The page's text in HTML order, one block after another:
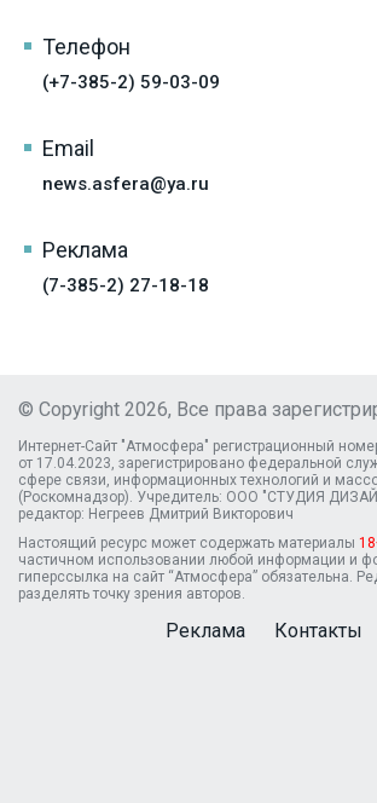
Телефон
(+7-385-2) 59-03-09
Email
news.asfera@ya.ru
Реклама
(7-385-2) 27-18-18
© Copyright 2026, Все права
Интернет-Сайт "Атмосфера" регистрационный
от 17.04.2023, зарегистрировано федеральной
сфере связи, информационных технологий и
(Роскомнадзор). Учредитель: ООО "СТУДИЯ
редактор: Негреев Дмитрий Викторович
Настоящий ресурс может содержать материалы
частичном использовании любой информации и
гиперссылка на сайт “Атмосфера” обязательна.
разделять точку зрения авторов.
Реклама Контакты